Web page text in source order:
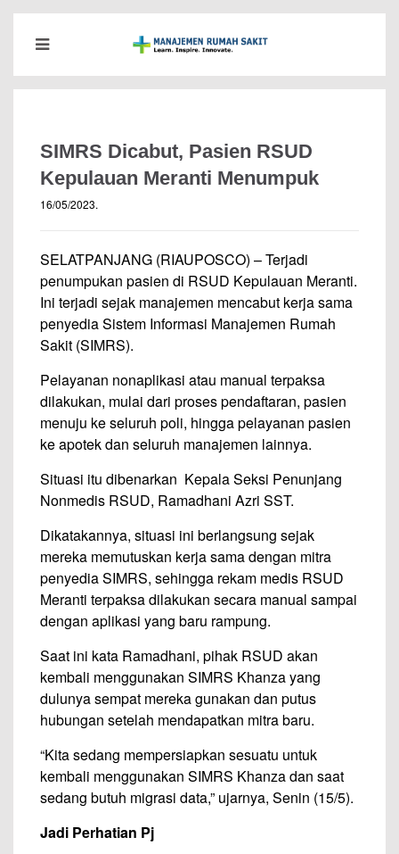
SIMRS Dicabut, Pasien RSUD
Kepulauan Meranti Menumpuk
16/05/2023.
SELATPANJANG (RIAUPOSCO) – Terjadi
penumpukan pasien di RSUD Kepulauan Meranti.
Ini terjadi sejak manajemen mencabut kerja sama
penyedia Sistem Informasi Manajemen Rumah
Sakit (SIMRS).
Pelayanan nonaplikasi atau manual terpaksa
dilakukan, mulai dari proses pendaftaran, pasien
menuju ke seluruh poli, hingga pelayanan pasien
ke apotek dan seluruh manajemen lainnya.
Situasi itu dibenarkan Kepala Seksi Penunjang
Nonmedis RSUD, Ramadhani Azri SST.
Dikatakannya, situasi ini berlangsung sejak
mereka memutuskan kerja sama dengan mitra
penyedia SIMRS, sehingga rekam medis RSUD
Meranti terpaksa dilakukan secara manual sampai
dengan aplikasi yang baru rampung.
Saat ini kata Ramadhani, pihak RSUD akan
kembali menggunakan SIMRS Khanza yang
dulunya sempat mereka gunakan dan putus
hubungan setelah mendapatkan mitra baru.
“Kita sedang mempersiapkan sesuatu untuk
kembali menggunakan SIMRS Khanza dan saat
sedang butuh migrasi data,” ujarnya, Senin (15/5).
Jadi Perhatian Pj